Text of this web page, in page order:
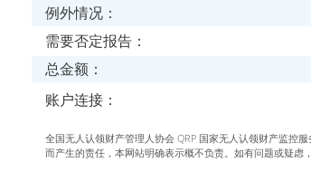
例外情况：
需要否定报告：
总金额：
账户连接：
全国无人认领财产管理人协会 QRP 国家无人认领财产监控
而产生的责任，本网站明确表示概不负责。如有问题或疑虑